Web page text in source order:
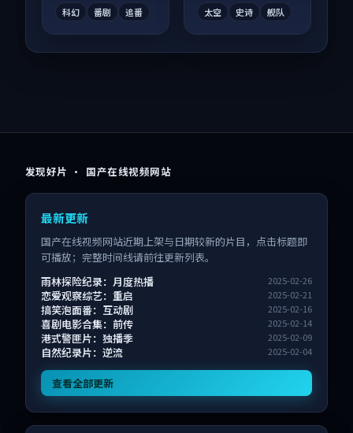
科幻 番剧 追番 太空 史诗 舰队
发现好片 · 国产在线视频网站
最新更新
国产在线视频网站近期上架与日期较新的片目，点击标题即
可播放；完整时间线请前往更新列表。
雨林探险纪录：月度热播
2025-02-26
恋爱观察综艺：重启 2025-02-21
搞笑泡面番：互动剧 2025-02-16
喜剧电影合集：前传 2025-02-14
港式警匪片：独播季 2025-02-09
自然纪录片：逆流 2025-02-04
查看全部更新